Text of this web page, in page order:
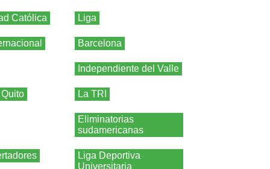
Católica Liga
Barcelona
Independiente del Valle
La TRI
Eliminatorias
sudamericanas
Liga Deportiva
Universitaria